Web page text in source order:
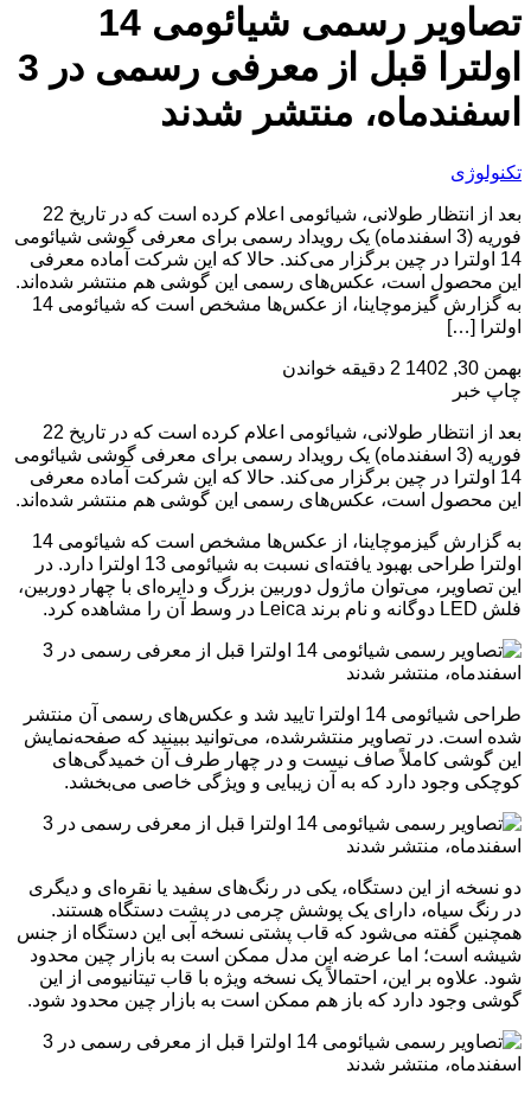
تصاویر رسمی شیائومی 14
اولترا قبل از معرفی رسمی در 3
اسفندماه، منتشر شدند
تکنولوژی
بعد از انتظار طولانی، شیائومی اعلام کرده است که در تاریخ 22
فوریه (3 اسفندماه) یک رویداد رسمی برای معرفی گوشی شیائومی
14 اولترا در چین برگزار می‌کند. حالا که این شرکت آماده معرفی
این محصول است، عکس‌های رسمی این گوشی هم منتشر شده‌اند.
به گزارش گیزموچاینا، از عکس‌ها مشخص است که شیائومی 14
اولترا […]
بهمن 30, 1402
2 دقیقه خواندن
چاپ خبر
بعد از انتظار طولانی، شیائومی اعلام کرده است که در تاریخ 22
فوریه (3 اسفندماه) یک رویداد رسمی برای معرفی گوشی شیائومی
14 اولترا در چین برگزار می‌کند. حالا که این شرکت آماده معرفی
این محصول است، عکس‌های رسمی این گوشی هم منتشر شده‌اند.
به گزارش گیزموچاینا، از عکس‌ها مشخص است که شیائومی 14
اولترا طراحی بهبود یافته‌ای نسبت به شیائومی 13 اولترا دارد. در
این تصاویر، می‌توان ماژول دوربین بزرگ و دایره‌ای با چهار دوربین،
فلش LED دوگانه و نام برند Leica در وسط آن را مشاهده کرد.
طراحی شیائومی 14 اولترا تایید شد و عکس‌های رسمی آن منتشر
شده است. در تصاویر منتشرشده، می‌توانید ببینید که صفحه‌نمایش
این گوشی کاملاً صاف نیست و در چهار طرف آن خمیدگی‌های
کوچکی وجود دارد که به آن زیبایی و ویژگی خاصی می‌بخشد.
دو نسخه از این دستگاه، یکی در رنگ‌های سفید یا نقره‌ای و دیگری
در رنگ سیاه، دارای یک پوشش چرمی در پشت دستگاه هستند.
همچنین گفته می‌شود که قاب پشتی نسخه آبی این دستگاه از جنس
شیشه است؛ اما عرضه این مدل ممکن است به بازار چین محدود
شود. علاوه بر این، احتمالاً یک نسخه ویژه با قاب تیتانیومی از این
گوشی وجود دارد که باز هم ممکن است به بازار چین محدود شود.